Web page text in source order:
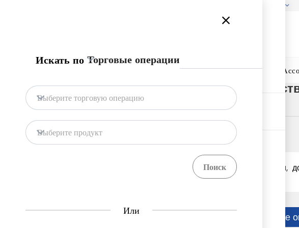
Центр Единого Окна
Центр Единого Окна
Central Asia Gateway
Искать по Торговые операции
Выберите торговую операцию
Выберите продукт
Или
Снять с учета транспортные
Экспорт Легковой автомобиль
Экспортеры, желающие вывести легковые автомобили,